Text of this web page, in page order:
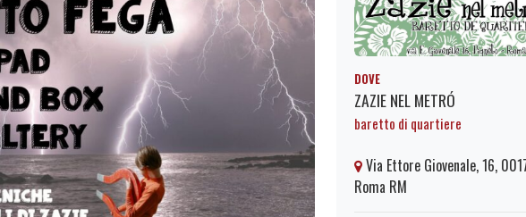
DOVE
ZAZIE NEL METRÓ
baretto di quartiere
Via Ettore Giovenale, 16,
Roma RM